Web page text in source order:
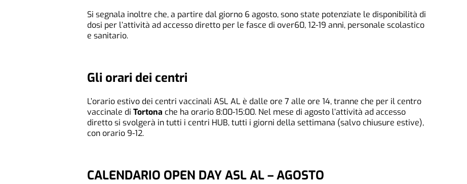
Si segnala inoltre che, a partire dal giorno 6 agosto, sono state potenziate le disponibilità di
dosi per l’attività ad accesso diretto per le fasce di over60, 12-19 anni, personale scolastico
e sanitario.
Gli orari dei centri
L’orario estivo dei centri vaccinali ASL AL è dalle ore 7 alle ore 14, tranne che per il centro
vaccinale di Tortona che ha orario 8:00-15:00. Nel mese di agosto l’attività ad accesso
diretto si svolgerà in tutti i centri HUB, tutti i giorni della settimana (salvo chiusure estive),
con orario 9-12.
CALENDARIO OPEN DAY ASL AL – AGOSTO